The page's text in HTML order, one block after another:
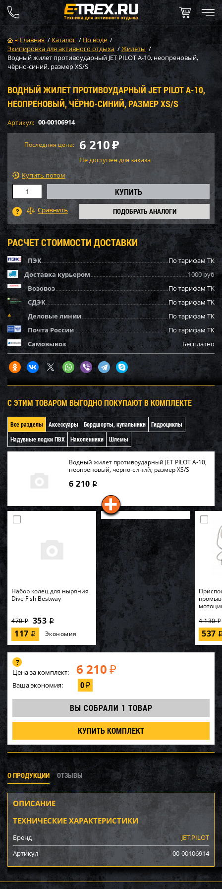
Главная / Каталог / По воде /
Экипировка для активного отдыха /Жилеты /
Водный жилет противоударный JET PILOT A-10, неопреновый,
чёрно-синий, размер XS/S
ВОДНЫЙ ЖИЛЕТ ПРОТИВОУДАРНЫЙ JET PILOT A-10,
НЕОПРЕНОВЫЙ, ЧЁРНО-СИНИЙ, РАЗМЕР XS/S
Артикул: 00-00106914
Последняя цена: 6 210₽
Не доступен для заказа
Купить потом
ПОДОБРАТЬ АНАЛОГИ
РАСЧЕТ СТОИМОСТИ ДОСТАВКИ
ПЭК
По тарифам ТК
Доставка курьером
1000 руб
Возовоз
По тарифам ТК
СДЭК
По тарифам ТК
Деловые линии
По тарифам ТК
Почта России
По тарифам ТК
Самовывоз
Бесплатно
С ЭТИМ ТОВАРОМ ВЫГОДНО ПОКУПАЮТ В КОМПЛЕКТЕ
Все разделы Аксессуары Бордшорты, купальники
Гидроциклы
Надувные лодки ПВХ
Наколенники Шлемы
Водный жилет противоударный JET PILOT A-10,
неопреновый, чёрно-синий, размер XS/S
6 210 i
Набор колец для ныряния
Dive Fish Bestway
470i 353 i
117 i Экономия
4 130i
537
Цена за комплект: 6 210 ₽
Ваша экономия: 0₽
ВЫ СОБРАЛИ 1 ТОВАР
КУПИТЬ КОМПЛЕКТ
О ПРОДУКЦИИ ОТЗЫВЫ
ОПИСАНИЕ
ТЕХНИЧЕСКИЕ ХАРАКТЕРИСТИКИ
Бренд
JET PILOT
Артикул
00-00106914